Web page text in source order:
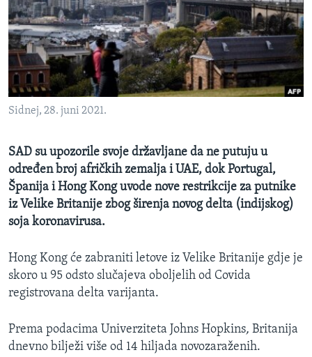
MAGAZIN
O GLASU AMERIKE
Learning English
PRATITE NAS
Jezici
Sidnej, 28. juni 2021.
SAD su upozorile svoje državljane da ne putuju u
određen broj afričkih zemalja i UAE, dok Portugal,
Španija i Hong Kong uvode nove restrikcije za putnike
iz Velike Britanije zbog širenja novog delta (indijskog)
soja koronavirusa.
Hong Kong će zabraniti letove iz Velike Britanije gdje je
skoro u 95 odsto slučajeva oboljelih od Covida
registrovana delta varijanta.
Prema podacima Univerziteta Johns Hopkins, Britanija
dnevno bilježi više od 14 hiljada novozaraženih.